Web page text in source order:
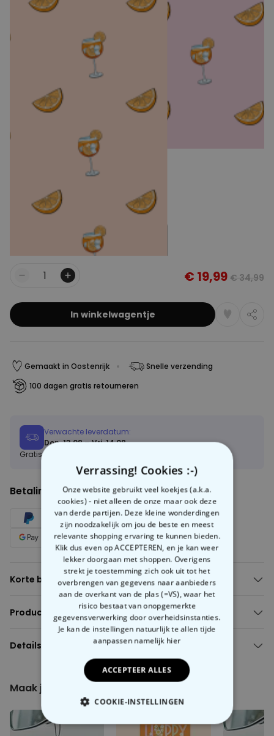
€ 19,99 € 34,99
In winkelwagentje
Gemaakt in Oostenrijk
Snelle verzending
100 dagen gratis retourneren
Verwachte leverdatum:
Don, 13.08 – Vri, 14.08
Gratis verzending vanaf 60 €
Betalingsmethoden:
Korte beschrijving
Aperol sokken met foto (= gezicht) te personaliseren
Met verschillende achtergrond kleuren om uit te kiezen
Verschillende maten
Materiaal: 95% polyester, 5% elastiek
Productbeschrijving
Gepersonaliseerde aperol sokken met gezicht
Witte sokken zijn zo 2023, toch? Met onzegepersonaliseerde
ben jij de blikvanger tijdens het volgende aperitief
met jouw vriendinnen in de stad of op het volgende
verjaardagsfeest. Het must-have item voor alle Aperol liefhebbers!
Upload gewoon jouw gezicht op onze Aperol sokken, kies de
achtergrondkleur en jouw nieuwe favoriete sokken zijn klaar!
Details
Gepersonaliseerde aperol sokken met gezicht
Bevat 1 paar sokken van de gekozen maat
Past bij EU schoenmaat 35-38 (maat S), 38-41 (maat M) of 41-45
Materiaal: 95% polyester, 5% elastiek
Kan op 40°C in de wasmachine gewassen worden
Maak jouw cadeau nóg leuker
Verrassing! Cookies :-)
Onze website gebruikt veel koekjes (a.k.a.
cookies) - niet alleen de onze maar ook deze
van derde partijen. Deze kleine wonderdingen
zijn noodzakelijk om jou de beste en meest
relevante shopping ervaring te kunnen bieden.
Klik dus even op ACCEPTEREN, en je kan weer
lekker doorgaan met shoppen. Overigens
strekt je toestemming zich ook uit tot het
overbrengen van gegevens naar aanbieders
aan de overkant van de plas (=VS), waar het
risico bestaat van onopgemerkte
gegevensverwerking door overheidsinstanties.
Je kan de instellingen natuurlijk te allen tijde
aanpassen namelijk hier
ACCEPTEER ALLES
COOKIE-INSTELLINGEN
NOODZAKELIJK